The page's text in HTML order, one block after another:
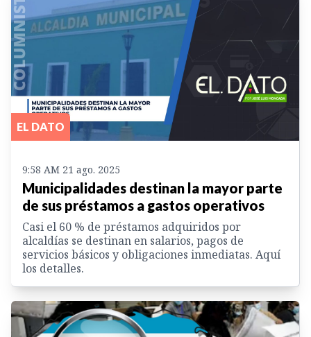
EL DATO
9:58 AM 21 ago. 2025
Municipalidades destinan la mayor parte
de sus préstamos a gastos operativos
Casi el 60 % de préstamos adquiridos por
alcaldías se destinan en salarios, pagos de
servicios básicos y obligaciones inmediatas. Aquí
los detalles.